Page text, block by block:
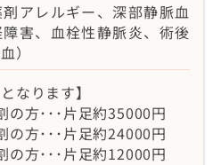
アレルギー、深部静脈血
害、血栓性静脈炎、術後
）
なります】
の方･･･片足約35000円
の方･･･片足約24000円
の方･･･片足約12000円